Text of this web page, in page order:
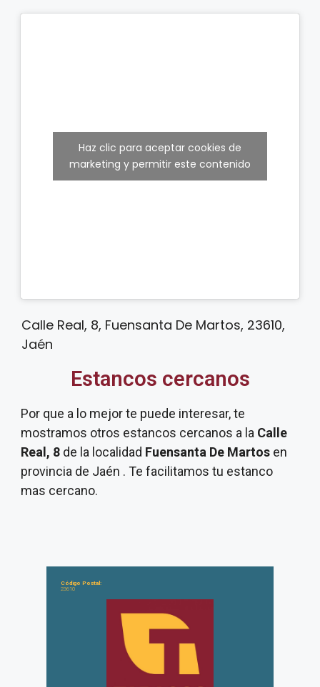
Haz clic para aceptar cookies de
marketing y permitir este contenido
Calle Real, 8, Fuensanta De Martos, 23610,
Jaén
Estancos cercanos
Por que a lo mejor te puede interesar, te
mostramos otros estancos cercanos a la Calle
Real, 8 de la localidad Fuensanta De Martos en
provincia de Jaén . Te facilitamos tu estanco
mas cercano.
Código Postal:
23610